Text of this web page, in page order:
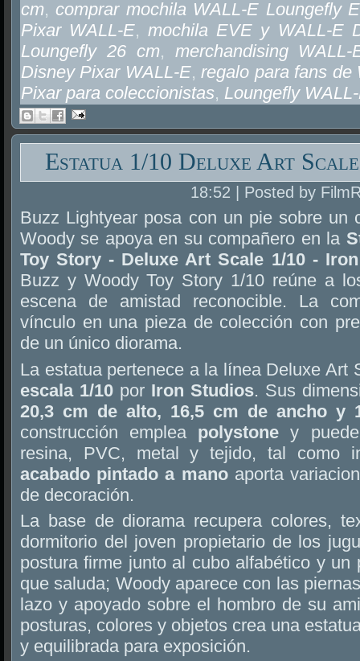
cm, comprar mochila WALL-E Loungefly
Pixar WALL-E,mochila EVE y WALL-E
Loungefly 26 cm, merchandising WALL-
Disney Pixar WALL-E,regalo para fans de
Pixar para coleccionistas, Loungefly
Estatua 1/10 Deluxe Art
18:52 | Posted by
Buzz Lightyear posa con un pie sobre un
Woody se apoya en su compañero en la
Toy Story - Deluxe Art Scale 1/10 -
Buzz y Woody Toy Story 1/10 reúne a
escena de amistad reconocible. La
vínculo en una pieza de colección con
de un único diorama.
La estatua pertenece a la línea Deluxe Art
escala 1/10 por Iron Studios. Sus
20,3 cm de alto, 16,5 cm de ancho y
construcción emplea polystone y
resina, PVC, metal y tejido, tal como
acabado pintado a manoaporta
de decoración.
La base de diorama recupera colores,
dormitorio del joven propietario de los
postura firme junto al cubo alfabético y un
que saluda; Woody aparece con las
lazo y apoyado sobre el hombro de su
posturas, colores y objetos crea una
y equilibrada para exposición.